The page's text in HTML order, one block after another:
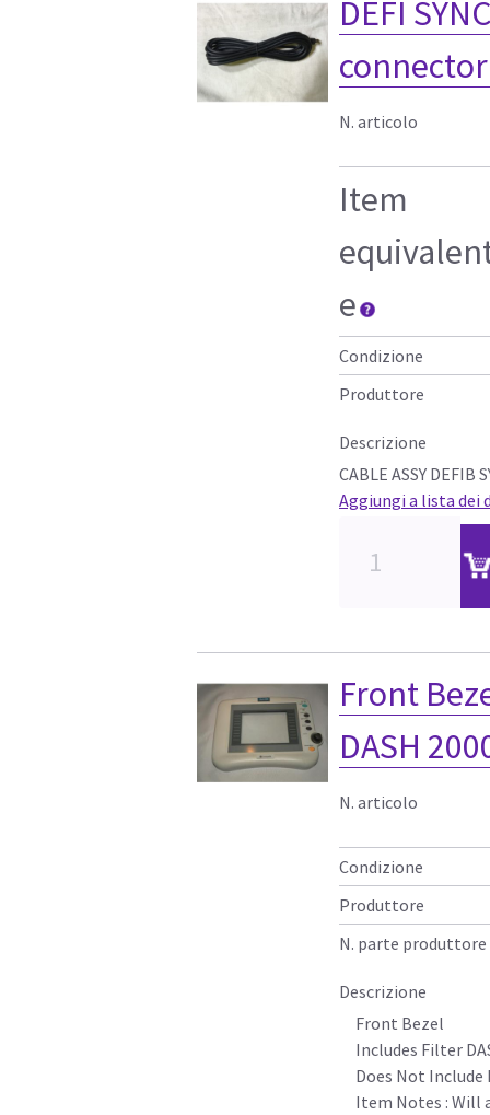
DEFI
connector
N. articolo
Item
e
Condizione
Produttore
Descrizione
CABLE ASSY DEFIB
Aggiungi a lista dei
Front
DASH
N. articolo
Condizione
Produttore
N. parte produttore
Descrizione
Front Bezel
Includes Filter
Does Not Include
Item Notes : Will